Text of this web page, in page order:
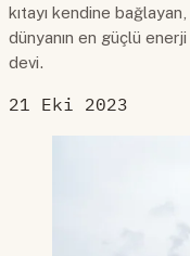
kıtayı kendine
dünyanın en güçlü
devi.
21 Eki 2023